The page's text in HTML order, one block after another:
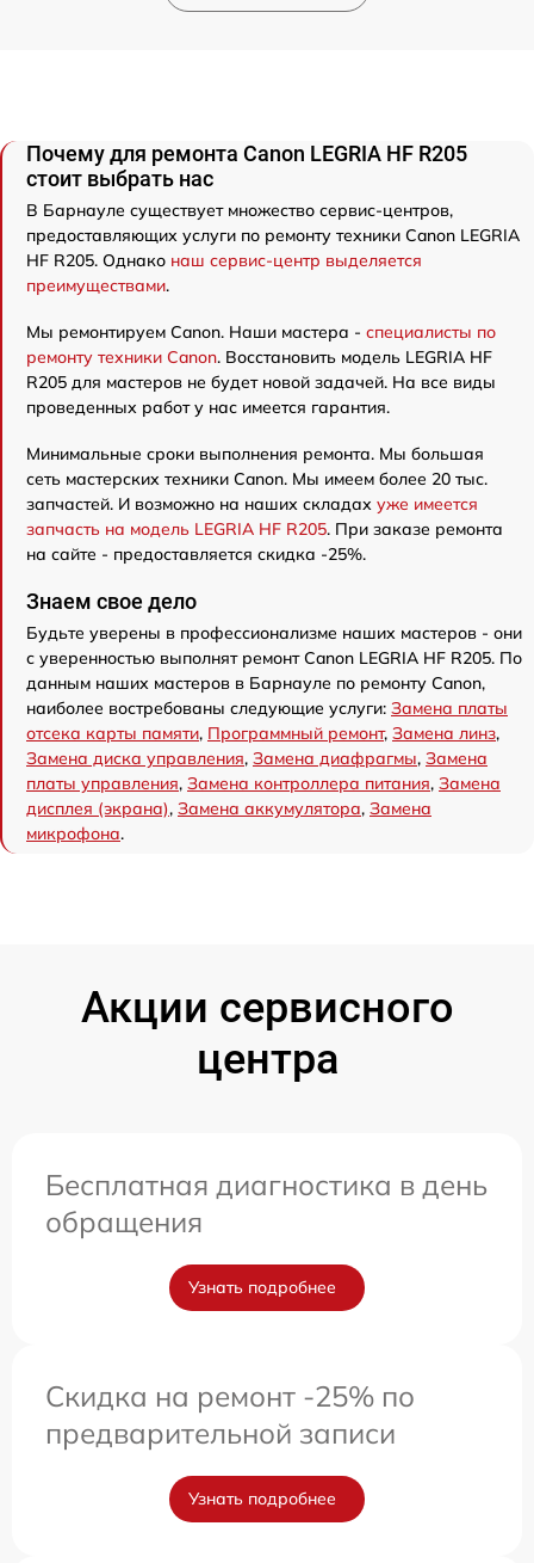
Почему для ремонта Canon LEGRIA HF R205
стоит выбрать нас
В Барнауле существует множество сервис-центров,
предоставляющих услуги по ремонту техники Canon LEGRIA
HF R205. Однако наш сервис-центр выделяется
преимуществами.
Мы ремонтируем Canon. Наши мастера - специалисты по
ремонту техники Canon. Восстановить модель LEGRIA HF
R205 для мастеров не будет новой задачей. На все виды
проведенных работ у нас имеется гарантия.
Минимальные сроки выполнения ремонта. Мы большая
сеть мастерских техники Canon. Мы имеем более 20 тыс.
запчастей. И возможно на наших складах уже имеется
запчасть на модель LEGRIA HF R205. При заказе ремонта
на сайте - предоставляется скидка -25%.
Знаем свое дело
Будьте уверены в профессионализме наших мастеров - они
с уверенностью выполнят ремонт Canon LEGRIA HF R205. По
данным наших мастеров в Барнауле по ремонту Canon,
наиболее востребованы следующие услуги: Замена платы
отсека карты памяти, Программный ремонт, Замена линз,
Замена диска управления, Замена диафрагмы, Замена
платы управления, Замена контроллера питания, Замена
дисплея (экрана), Замена аккумулятора, Замена
микрофона.
Акции сервисного
центра
Бесплатная диагностика в день
обращения
Узнать подробнее
Скидка на ремонт -25% по
предварительной записи
Узнать подробнее